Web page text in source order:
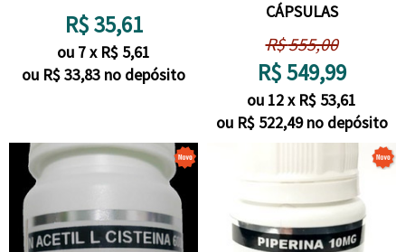
R$35,61
ou 7x R$ 5,61
ou R$33,83 no depósito
CÁPSULAS
R$555,00
R$549,99
ou 12x R$ 53,61
ou R$ 522,49 no depósito